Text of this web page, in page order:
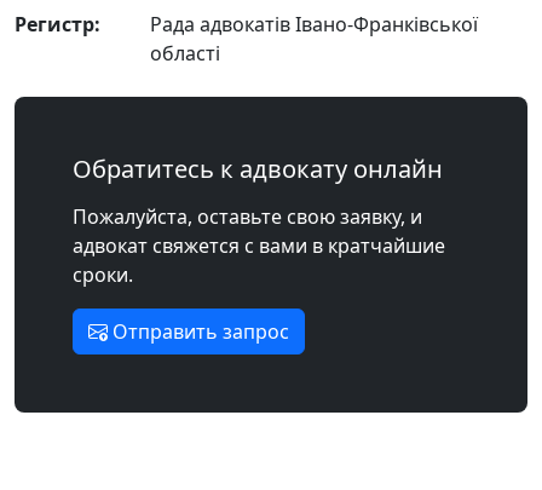
Регистр:
Рада адвокатів Івано-Франківської
області
Обратитесь к адвокату онлайн
Пожалуйста, оставьте свою заявку, и
адвокат свяжется с вами в кратчайшие
сроки.
Отправить запрос